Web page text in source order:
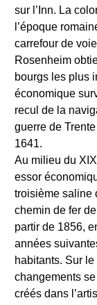
sur l’Inn. La
l’époque
carrefour de
Rosenheim
bourgs les plus
économique
recul de la
guerre de
1641.
Au milieu du
essor
troisième saline
chemin de fer
partir de 1856,
années
habitants. Sur
changements
créés dans